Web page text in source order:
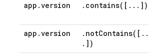
app .version . contains( [ . . . ])
app .version . notContains( [ . .
. ])